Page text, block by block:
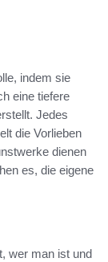
indem sie
eine tiefere
Jedes
die Vorlieben
dienen
es, die eigene
wer man ist und